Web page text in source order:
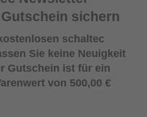
Haftwirkung nicht zu
Monate bei ungeöffneter
und trockenen Lagerort bei
und +25
12
in Verbindung mit
in passender Menge!
sichern
schaltec
Sie keine Neuigkeit
Gutschein ist für ein
von 500,00 €